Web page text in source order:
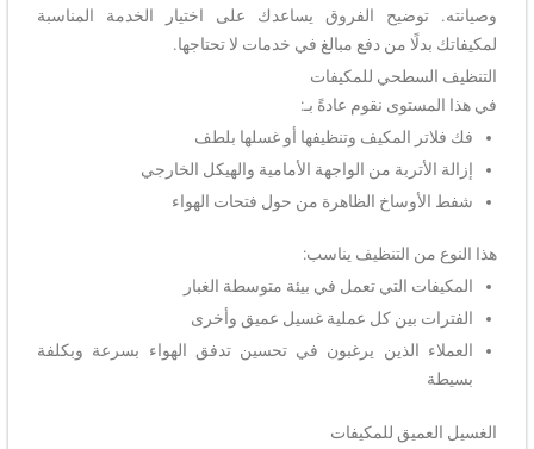
وصيانته. توضيح الفروق يساعدك على اختيار الخدمة المناسبة
لمكيفاتك بدلًا من دفع مبالغ في خدمات لا تحتاجها.
التنظيف السطحي للمكيفات
في هذا المستوى نقوم عادةً بـ:
فك فلاتر المكيف وتنظيفها أو غسلها بلطف
إزالة الأتربة من الواجهة الأمامية والهيكل الخارجي
شفط الأوساخ الظاهرة من حول فتحات الهواء
هذا النوع من التنظيف يناسب:
المكيفات التي تعمل في بيئة متوسطة الغبار
الفترات بين كل عملية غسيل عميق وأخرى
العملاء الذين يرغبون في تحسين تدفق الهواء بسرعة وبكلفة
بسيطة
الغسيل العميق للمكيفات